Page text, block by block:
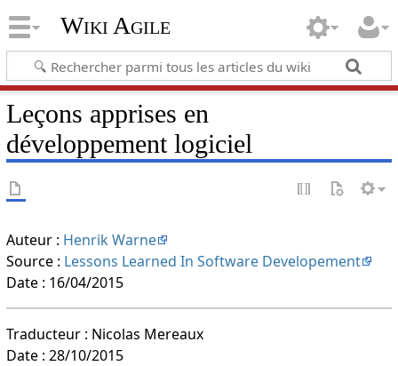
Wiki Agile
Leçons apprises en
développement logiciel
Auteur : Henrik Warne
Source : Lessons Learned In Software Developement
Date : 16/04/2015
Traducteur : Nicolas Mereaux
Date : 28/10/2015